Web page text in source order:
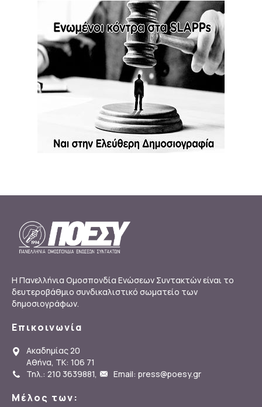
Η Πανελλήνια Ομοσπονδία Ενώσεων Συντακτών είναι το
δευτεροβάθμιο συνδικαλιστικό σωματείο των
δημοσιογράφων.
Επικοινωνία
Ακαδημίας 20
Αθήνα, ΤΚ: 106 71
Τηλ.: 210 3639881, Email: press@poesy.gr
Μέλος των: